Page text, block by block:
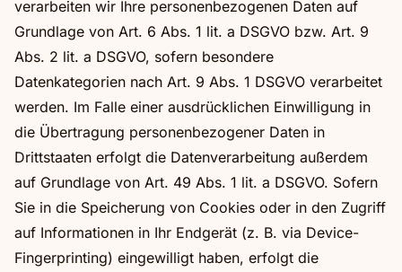
verarbeiten wir Ihre personenbezogenen Daten auf
Grundlage von Art. 6 Abs. 1 lit. a DSGVO bzw. Art. 9
Abs. 2 lit. a DSGVO, sofern besondere
Datenkategorien nach Art. 9 Abs. 1 DSGVO verarbeitet
werden. Im Falle einer ausdrücklichen Einwilligung in
die Übertragung personenbezogener Daten in
Drittstaaten erfolgt die Datenverarbeitung außerdem
auf Grundlage von Art. 49 Abs. 1 lit. a DSGVO. Sofern
Sie in die Speicherung von Cookies oder in den Zugriff
auf Informationen in Ihr Endgerät (z. B. via Device-
Fingerprinting) eingewilligt haben, erfolgt die